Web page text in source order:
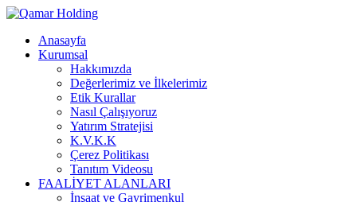
Anasayfa
Kurumsal
Hakkımızda
Değerlerimiz ve İlkelerimiz
Etik Kurallar
Nasıl Çalışıyoruz
Yatırım Stratejisi
K.V.K.K
Çerez Politikası
Tanıtım Videosu
FAALİYET ALANLARI
İnşaat ve Gayrimenkul